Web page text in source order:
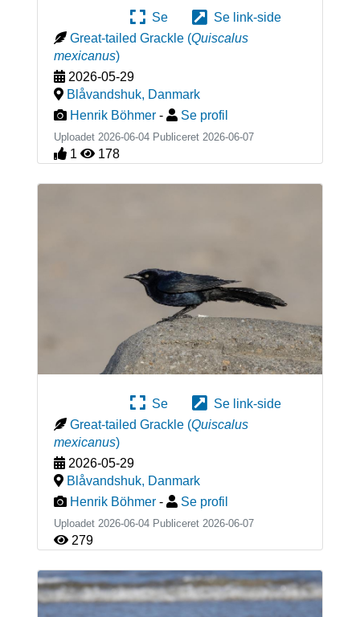
Se
Se link-side
Great-tailed Grackle (Quiscalus
mexicanus)
2026-05-29
Blåvandshuk, Danmark
Henrik Böhmer - Se profil
Uploadet 2026-06-04 Publiceret 2026-06-07
1 178
Se
Se link-side
Great-tailed Grackle (Quiscalus
mexicanus)
2026-05-29
Blåvandshuk, Danmark
Henrik Böhmer - Se profil
Uploadet 2026-06-04 Publiceret 2026-06-07
279